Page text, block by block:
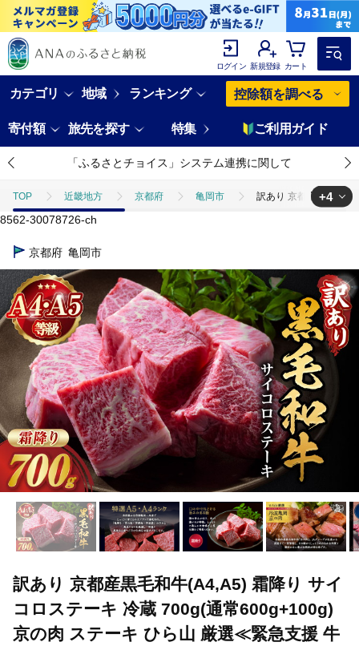
ログイン 新規登録 カート
カテゴリ 地域 ランキング 控除額を調べる
寄付額 旅先を探す 特集 ご利用ガイド
「ふるさとチョイス」システム連携に関して
TOP 近畿地方 京都府 亀岡市 訳あり 京都産黒毛和
TOP 肉
TOP 肉
TOP 肉 牛肉 ステーキ(牛肉) 訳あり 京都産黒毛和牛
TOP 肉 牛肉 焼肉(牛肉) 訳あり 京都産黒毛和牛
+4
8562-30078726-ch
京都府 亀岡市
訳あり 京都産黒毛和牛(A4,A5) 霜降り サイ
コロステーキ 冷蔵 700g(通常600g+100g)
京の肉 ステーキ ひら山 厳選≪緊急支援 牛